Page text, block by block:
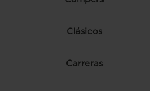
Clásicos
Carreras